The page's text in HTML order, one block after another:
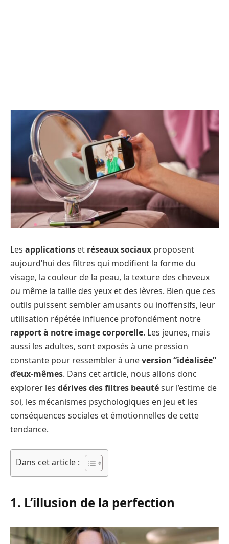
Les applications et réseaux sociaux proposent
aujourd’hui des filtres qui modifient la forme du
visage, la couleur de la peau, la texture des cheveux
ou même la taille des yeux et des lèvres. Bien que ces
outils puissent sembler amusants ou inoffensifs, leur
utilisation répétée influence profondément notre
rapport à notre image corporelle. Les jeunes, mais
aussi les adultes, sont exposés à une pression
constante pour ressembler à uneversion “idéalisée”
d’eux-mêmes. Dans cet article, nous allons donc
explorer les dérives des filtres beautésur l’estime de
soi, les mécanismes psychologiques en jeu et les
conséquences sociales et émotionnelles de cette
tendance.
Dans cet article :
1. L’illusion de la perfection